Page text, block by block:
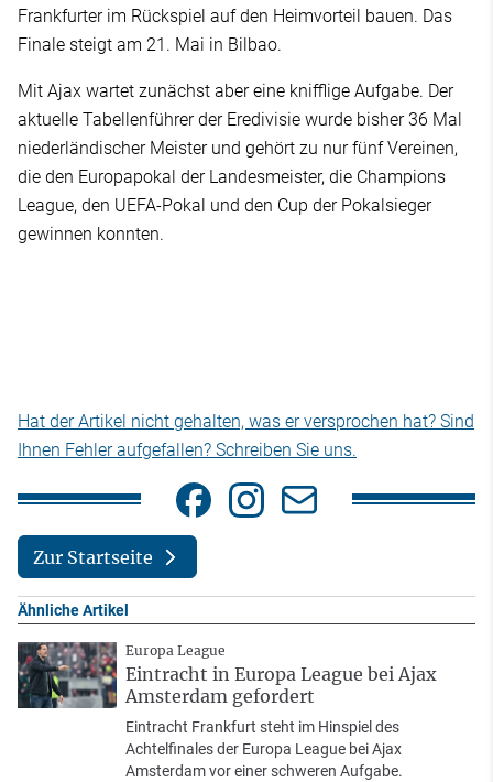
Frankfurter im Rückspiel auf den Heimvorteil bauen. Das
Finale steigt am 21. Mai in Bilbao.
Mit Ajax wartet zunächst aber eine knifflige Aufgabe. Der
aktuelle Tabellenführer der Eredivisie wurde bisher 36 Mal
niederländischer Meister und gehört zu nur fünf Vereinen,
die den Europapokal der Landesmeister, die Champions
League, den UEFA-Pokal und den Cup der Pokalsieger
gewinnen konnten.
Hat der Artikel nicht gehalten, was er versprochen hat? Sind
Ihnen Fehler aufgefallen? Schreiben Sie uns.
Zur Startseite
Ähnliche Artikel
Europa League
Eintracht in Europa League bei Ajax
Amsterdam gefordert
Eintracht Frankfurt steht im Hinspiel des
Achtelfinales der Europa League bei Ajax
Amsterdam vor einer schweren Aufgabe.